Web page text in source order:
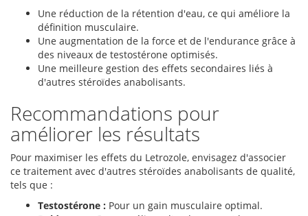
Une réduction de la rétention d'eau, ce qui améliore la
définition musculaire.
Une augmentation de la force et de l'endurance grâce à
des niveaux de testostérone optimisés.
Une meilleure gestion des effets secondaires liés à
d'autres stéroïdes anabolisants.
Recommandations pour
améliorer les résultats
Pour maximiser les effets du Letrozole, envisagez d'associer
ce traitement avec d'autres stéroïdes anabolisants de qualité,
tels que :
Testostérone : Pour un gain musculaire optimal.